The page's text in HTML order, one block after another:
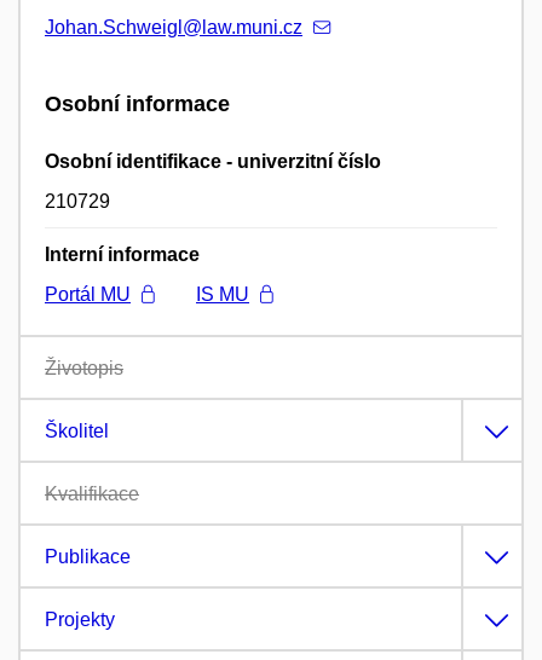
Johan.Schweigl@law.muni.cz
Osobní informace
Osobní identifikace - univerzitní číslo
210729
Interní informace
Portál MU
IS MU
Životopis
Školitel
Kvalifikace
Publikace
Projekty